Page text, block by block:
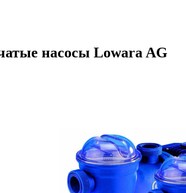
насосы Lowara AG